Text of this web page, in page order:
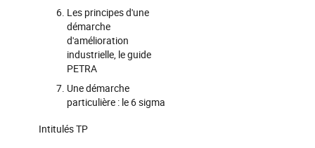
Les principes d'une
démarche
d'amélioration
industrielle, le guide
PETRA
Une démarche
particulière : le 6 sigma
Intitulés TP